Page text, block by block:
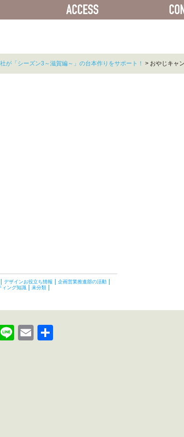
が「シーズン3～滋賀編～」の台本作りをサポート！ > おやじキャ
デザインお役立ち情報
企画営業推進部の活動
ィング知識 未分類
TwitterLineEmail